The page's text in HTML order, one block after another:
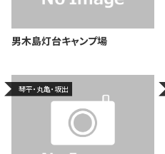
男木島灯台キャンプ場
琴平・丸亀・坂出